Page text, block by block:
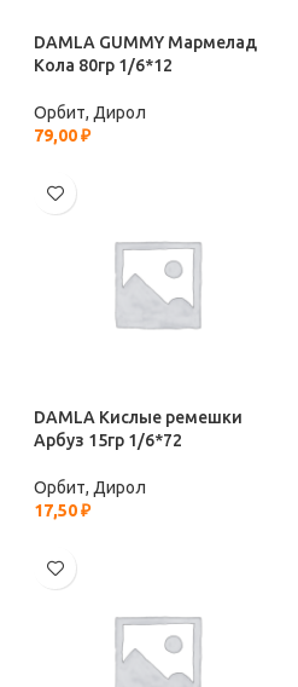
DAMLA GUMMY Мармелад
Кола 80гр 1/6*12
Орбит, Дирол
79,00₽
DAMLA Кислые ремешки
Арбуз 15гр 1/6*72
Орбит, Дирол
17,50₽